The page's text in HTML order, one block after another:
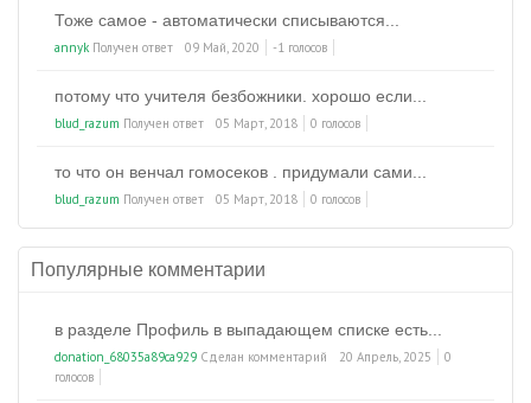
Тоже самое - автоматически списываются...
annyk Получен ответ 09 Май, 2020 -1 голосов
потому что учителя безбожники. хорошо если...
blud_razum Получен ответ 05 Март, 2018 0 голосов
то что он венчал гомосеков . придумали сами...
blud_razum Получен ответ 05 Март, 2018 0 голосов
Популярные комментарии
в разделе Профиль в выпадающем списке есть...
donation_68035a89ca929 Сделан комментарий 20 Апрель, 2025
0
голосов